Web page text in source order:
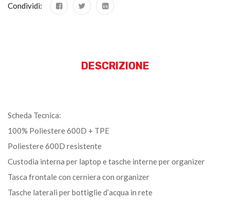
Condividi:
DESCRIZIONE
Scheda Tecnica:
100% Poliestere 600D + TPE
Poliestere 600D resistente
Custodia interna per laptop e tasche interne per organizer
Tasca frontale con cerniera con organizer
Tasche laterali per bottiglie d’acqua in rete